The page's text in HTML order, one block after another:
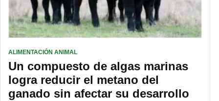
ALIMENTACIÓN ANIMAL
Un compuesto de algas marinas
logra reducir el metano del
ganado sin afectar su desarrollo